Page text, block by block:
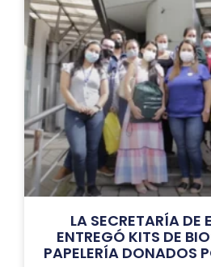
LA SECRETARÍA DE
ENTREGÓ KITS DE
PAPELERÍA DONADOS